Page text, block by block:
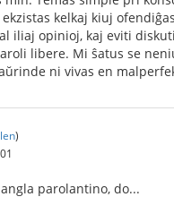
kelkaj kiuj
iliaj opinioj, kaj eviti
libere. Mi ŝatus se
ni vivas en
)
parolantino, do...